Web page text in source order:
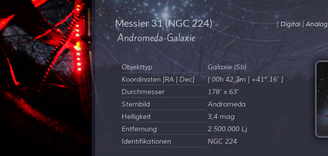
[Digital |Analog
Messier 31 (NGC 224)
Andromeda-Galaxie
Objekttyp
Galaxie (Sb)
Koordinaten [RA | Dec]
[ 00h 42.7m | +41° 16' ]
Durchmesser
178' x 63'
Sternbild
Andromeda
Helligkeit
3,4 mag
Entfernung
2.500.000 Lj
Identifikationen
NGC 224